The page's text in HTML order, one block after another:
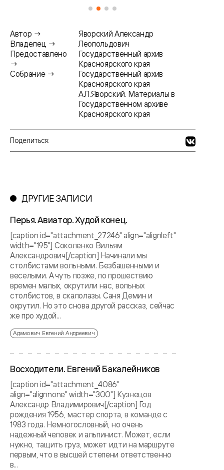
Автор →
Владелец →
Предоставлено
→
Собрание →
Яворский Александр
Леопольдович
Государственный архив
Красноярского края
Государственный архив
Красноярского края
А.Л.Яворский. Материалы в
Государственном архиве
Красноярского края
Поделиться:
ДРУГИЕ ЗАПИСИ
Перья. Авиатор. Худой конец.
[caption id="attachment_27246" align="alignleft"
width="195"] Соколенко Вильям
Александрович[/caption] Начинали мы
столбистами вольными. Безбашенными и
веселыми. А чуть позже, по прошествию
времен малых, окрутили нас, вольных
столбистов, в скалолазы. Саня Демин и
окрутил. Но это снова другой рассказ, сейчас
же про худой...
Адамович Евгений Андреевич
Восходители. Евгений Бакалейников
[caption id="attachment_4086"
align="alignnone" width="300"] Кузнецов
Александр Владимирович[/caption] Год
рождения 1956, мастер спорта, в команде с
1983 года. Немногословный, но очень
надежный человек и альпинист. Может, если
нужно, тащить груз, может идти на маршруте
первым, что в высшей степени ответственно
в...